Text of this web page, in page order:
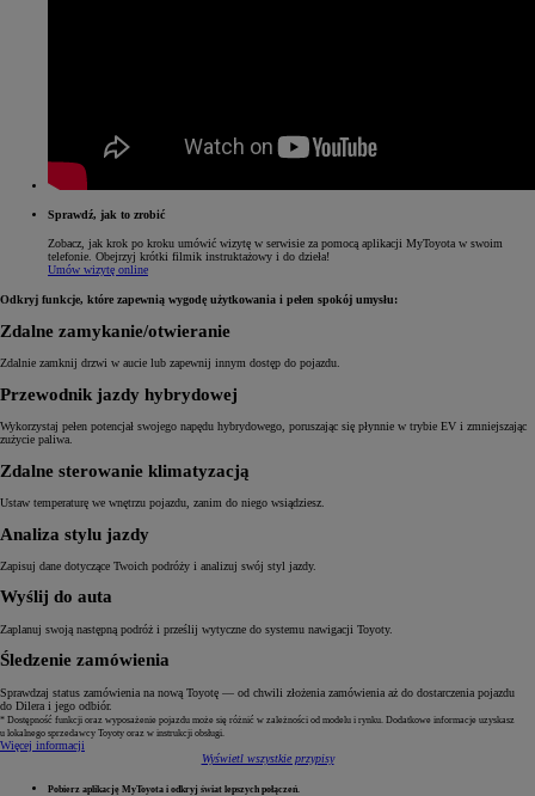
Sprawdź, jak to zrobić
Zobacz, jak krok po kroku umówić wizytę w serwisie za pomocą aplikacji MyToyota w swoim
telefonie. Obejrzyj krótki filmik instruktażowy i do dzieła!
Umów wizytę online
Odkryj funkcje, które zapewnią wygodę użytkowania i pełen spokój umysłu:
Zdalne zamykanie/otwieranie
Zdalnie zamknij drzwi w aucie lub zapewnij innym dostęp do pojazdu.
Przewodnik jazdy hybrydowej
Wykorzystaj pełen potencjał swojego napędu hybrydowego, poruszając się płynnie w trybie EV i zmniejszając
zużycie paliwa.
Zdalne sterowanie klimatyzacją
Ustaw temperaturę we wnętrzu pojazdu, zanim do niego wsiądziesz.
Analiza stylu jazdy
Zapisuj dane dotyczące Twoich podróży i analizuj swój styl jazdy.
Wyślij do auta
Zaplanuj swoją następną podróż i prześlij wytyczne do systemu nawigacji Toyoty.
Śledzenie zamówienia
Sprawdzaj status zamówienia na nową Toyotę — od chwili złożenia zamówienia aż do dostarczenia pojazdu
do Dilera i jego odbiór.
* Dostępność funkcji oraz wyposażenie pojazdu może się różnić w zależności od modelu i rynku. Dodatkowe informacje uzyskasz
u lokalnego sprzedawcy Toyoty oraz w instrukcji obsługi.
Więcej informacji
Wyświetl wszystkie przypisy
Pobierz aplikację MyToyota i odkryj świat lepszych połączeń.